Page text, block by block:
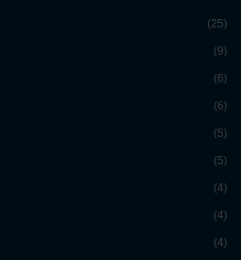
(25)
(9)
(6)
(6)
(5)
(5)
(4)
(4)
(4)